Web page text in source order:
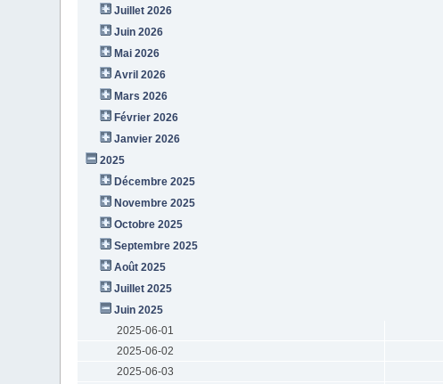
Juillet 2026
Juin 2026
Mai 2026
Avril 2026
Mars 2026
Février 2026
Janvier 2026
2025
Décembre 2025
Novembre 2025
Octobre 2025
Septembre 2025
Août 2025
Juillet 2025
Juin 2025
2025-06-01
2025-06-02
2025-06-03